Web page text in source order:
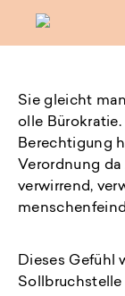
Sie gleicht
olle Bürokratie.
Berechtigung
Verordnung da
verwirrend,
Dieses Gefühl